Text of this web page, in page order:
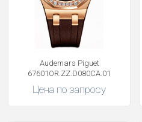
Audemars Piguet
67601OR.ZZ.D080CA.01
Цена по запросу